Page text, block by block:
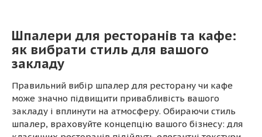
Шпалери для ресторанів та кафе:
як вибрати стиль для вашого
закладу
Правильний вибір шпалер для ресторану чи кафе
може значно підвищити привабливість вашого
закладу і вплинути на атмосферу. Обираючи стиль
шпалер, враховуйте концепцію вашого бізнесу: для